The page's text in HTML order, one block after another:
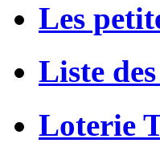
Les
Liste
Loterie